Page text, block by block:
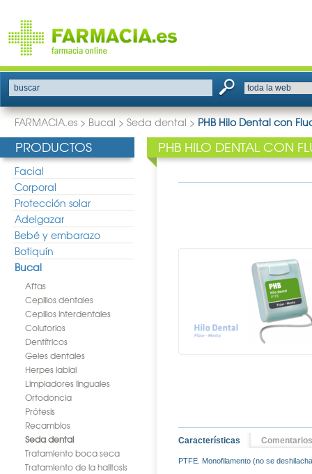
buscar
FARMACIA.es > Bucal > Seda dental > PHB Hilo Dental con
PRODUCTOS
Facial
Corporal
Protección solar
Adelgazar
Bebé y embarazo
Botiquín
Bucal
Aftas
Cepillos dentales
Cepillos interdentales
Colutorios
Dentífricos
Geles dentales
Herpes labial
Limpiadores linguales
Ortodoncia
Prótesis
Recambios
Seda dental
Tratamiento boca seca
Tratamiento de la halitosis
PHB HILO DENTAL CON
Características Comentarios
PTFE. Monofilamento (no se